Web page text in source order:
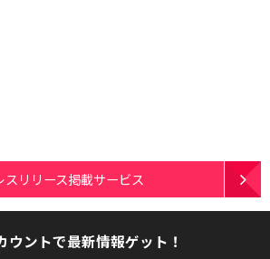
スリリース掲載サービス
ウントで最新情報ゲット！